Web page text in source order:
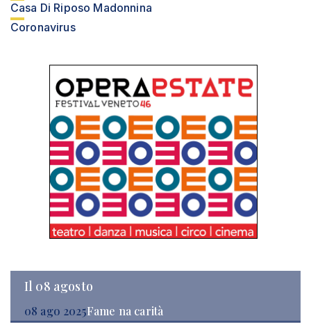
Casa Di Riposo Madonnina
Coronavirus
Il 08 agosto
08 ago 2025Fame na carità